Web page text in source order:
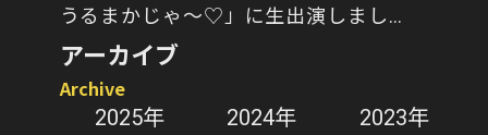
うるまかじゃ～♡」に生出演しまし
た！
アーカイブ
Archive
2025年
2024年 2023年